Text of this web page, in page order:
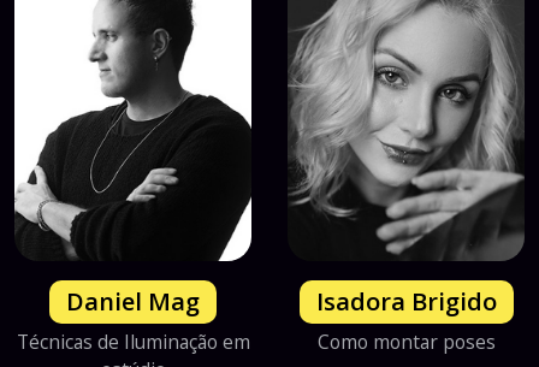
Daniel Mag
Técnicas de Iluminação em
Isadora Brigido
Como montar poses